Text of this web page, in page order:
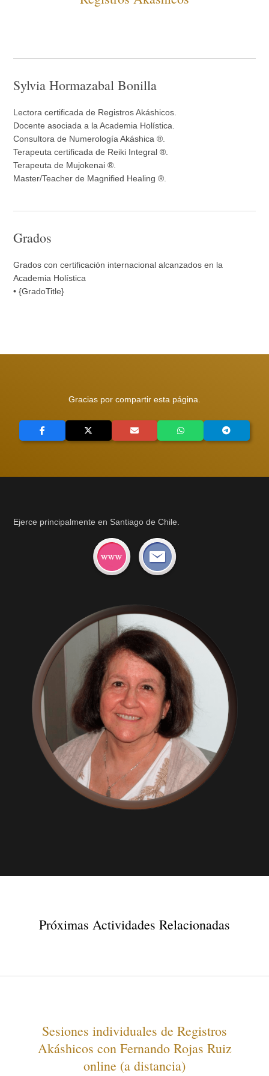
Sylvia Hormazabal Bonilla
Lectora certificada de Registros Akáshicos.
Docente asociada a la Academia Holística.
Consultora de Numerología Akáshica ®.
Terapeuta certificada de Reiki Integral ®.
Terapeuta de Mujokenai ®.
Master/Teacher de Magnified Healing ®.
Grados
Grados con certificación internacional alcanzados en la
Academia Holística
• {GradoTitle}
Gracias por compartir esta página.
Ejerce principalmente en Santiago de Chile.
Próximas Actividades Relacionadas
Sesiones individuales de Registros
Akáshicos con Fernando Rojas Ruiz
online (a distancia)